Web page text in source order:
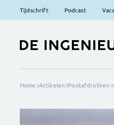
Tijdschrift Podcast
Home Artikelen Pootafdrukken